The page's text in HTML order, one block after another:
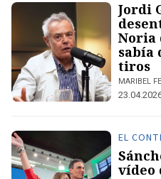
Jordi
Noria
sabía
tiros
MARIBEL
EL
vídeo